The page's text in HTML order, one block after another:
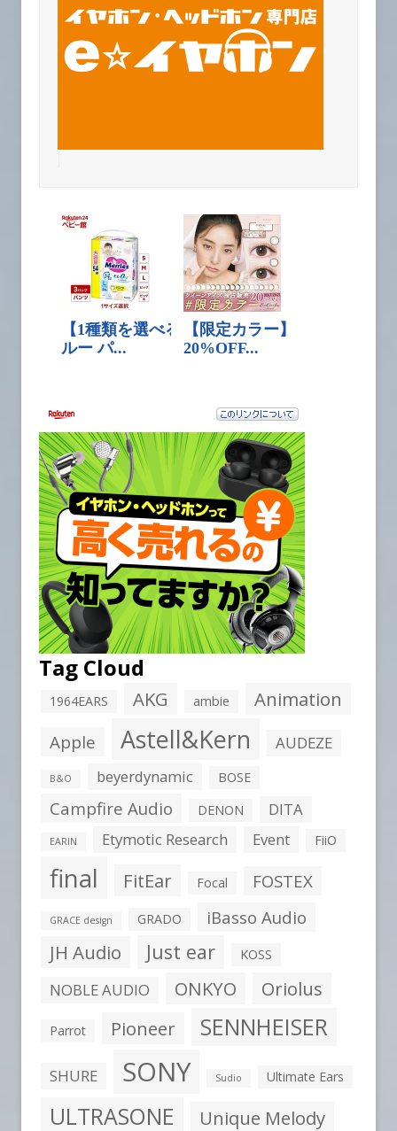
Tag Cloud
1964EARS AKG ambie Animation
Apple Astell&Kern AUDEZE
B&O beyerdynamic BOSE
Campfire Audio DENON DITA
EARIN Etymotic Research Event FiiO
final FitEar Focal FOSTEX
GRACE design GRADO iBasso Audio
JH Audio Just ear KOSS
NOBLE AUDIO ONKYO Oriolus
Parrot Pioneer SENNHEISER
SHURE SONY Sudio Ultimate Ears
ULTRASONE Unique Melody